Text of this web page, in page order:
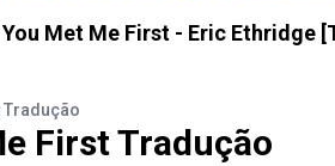
Met Me First - Eric Ethridge
Tradução
First Tradução